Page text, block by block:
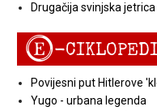
Drugačija svinjska jetrica
E-
Povijesni put Hitlerove
Yugo - urbana legenda